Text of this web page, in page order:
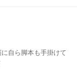
自ら脚本も手掛けて